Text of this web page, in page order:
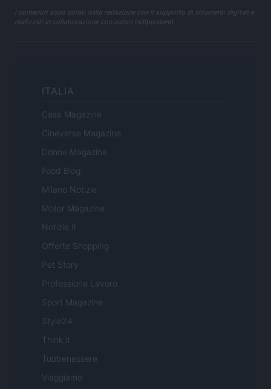
I contenuti sono curati dalla redazione con il supporto di strumenti digitali e
realizzati in collaborazione con autori indipendenti.
ITALIA
Casa Magazine
Cineverse Magazine
Donne Magazine
Food Blog
Milano Notizie
Motor Magazine
Notizie.it
Offerte Shopping
Pet Story
Professione Lavoro
Sport Magazine
Style24
Think.it
Tuobenessere
Viaggiamo